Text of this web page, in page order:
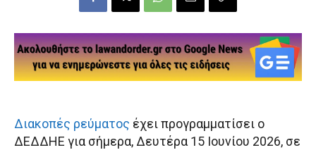
Διακοπές ρεύματος έχει προγραμματίσει ο
ΔΕΔΔΗΕ για σήμερα, Δευτέρα 15 Ιουνίου 2026, σε